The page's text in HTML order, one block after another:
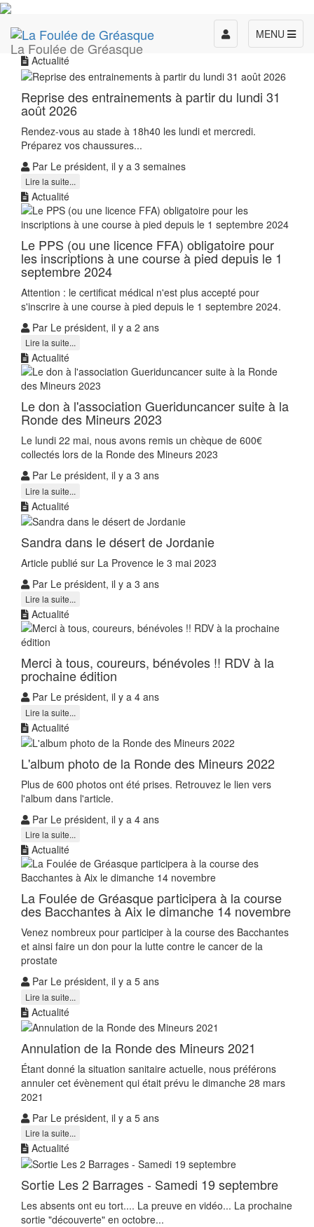
La Foulée de Gréasque
MENU
Toggle
navigation
Actualité
Reprise des entrainements à partir du lundi 31
août 2026
Rendez-vous au stade à 18h40 les lundi et mercredi.
Préparez vos chaussures...
Par Le président, il y a 3 semaines
Lire la suite...
Actualité
Le PPS (ou une licence FFA) obligatoire pour
les inscriptions à une course à pied depuis le 1
septembre 2024
Attention : le certificat médical n'est plus accepté pour
s'inscrire à une course à pied depuis le 1 septembre 2024.
Par Le président, il y a 2 ans
Lire la suite...
Actualité
Le don à l'association Gueriduncancer suite à la
Ronde des Mineurs 2023
Le lundi 22 mai, nous avons remis un chèque de 600€
collectés lors de la Ronde des Mineurs 2023
Par Le président, il y a 3 ans
Lire la suite...
Actualité
Sandra dans le désert de Jordanie
Article publié sur La Provence le 3 mai 2023
Par Le président, il y a 3 ans
Lire la suite...
Actualité
Merci à tous, coureurs, bénévoles !! RDV à la
prochaine édition
Par Le président, il y a 4 ans
Lire la suite...
Actualité
L'album photo de la Ronde des Mineurs 2022
Plus de 600 photos ont été prises. Retrouvez le lien vers
l'album dans l'article.
Par Le président, il y a 4 ans
Lire la suite...
Actualité
La Foulée de Gréasque participera à la course
des Bacchantes à Aix le dimanche 14 novembre
Venez nombreux pour participer à la course des Bacchantes
et ainsi faire un don pour la lutte contre le cancer de la
prostate
Par Le président, il y a 5 ans
Lire la suite...
Actualité
Annulation de la Ronde des Mineurs 2021
Étant donné la situation sanitaire actuelle, nous préférons
annuler cet évènement qui était prévu le dimanche 28 mars
2021
Par Le président, il y a 5 ans
Lire la suite...
Actualité
Sortie Les 2 Barrages - Samedi 19 septembre
Les absents ont eu tort.... La preuve en vidéo... La prochaine
sortie "découverte" en octobre...